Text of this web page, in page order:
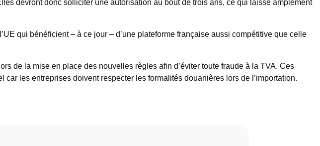
qui bénéficient – à ce jour – d’une plateforme française aussi compétitive que celle
de la mise en place des nouvelles règles afin d’éviter toute fraude à la TVA. Ces
les entreprises doivent respecter les formalités douanières lors de l’importation.